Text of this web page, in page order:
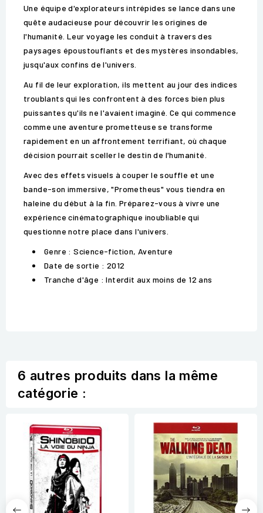
Une équipe d'explorateurs intrépides se lance dans une
quête audacieuse pour découvrir les origines de
l'humanité. Leur voyage les conduit à travers des
paysages époustouflants et des mystères insondables,
jusqu'aux confins de l'univers.
Au fil de leur exploration, ils mettent au jour des indices
troublants qui les confrontent à des forces bien plus
puissantes qu'ils ne l'avaient imaginé. Ce qui commence
comme une aventure prometteuse se transforme
rapidement en un affrontement terrifiant, où chaque
décision pourrait sceller le destin de l'humanité.
Avec des effets visuels à couper le souffle et une
bande-son immersive, "Prometheus" vous tiendra en
haleine du début à la fin. Préparez-vous à vivre une
expérience cinématographique inoubliable qui
questionne notre place dans l'univers.
Genre : Science-fiction, Aventure
Date de sortie : 2012
Tranche d'âge : Interdit aux moins de 12 ans
6 autres produits dans la même
catégorie :